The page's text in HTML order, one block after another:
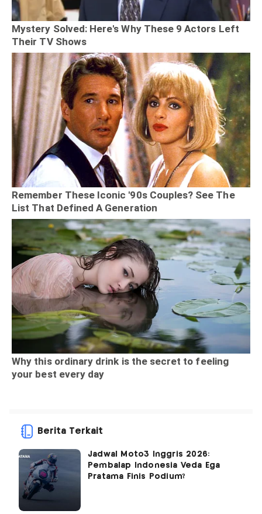
Berita Terkait
Jadwal Moto3 Inggris 2026:
Pembalap Indonesia Veda Ega
Pratama Finis Podium?